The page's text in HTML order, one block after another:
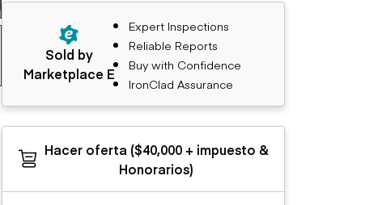
Sold by
Marketplace E
Expert Inspections
Reliable Reports
Buy with Confidence
IronClad Assurance
Hacer oferta ($40,000 + impuesto &
Honorarios)